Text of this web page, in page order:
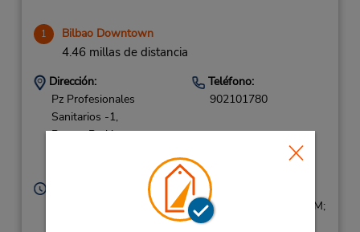
1 Bilbao Downtown
4.46 millas de distancia
Dirección:
Pz Profesionales
Sanitarios -1,
Return Parking
Spain
Teléfono:
902101780
Mon - Fri 8:00 AM - 12:45 PM and 4:00 PM - 6:45 PM;
Sat 9:00 AM - 12:45 PM